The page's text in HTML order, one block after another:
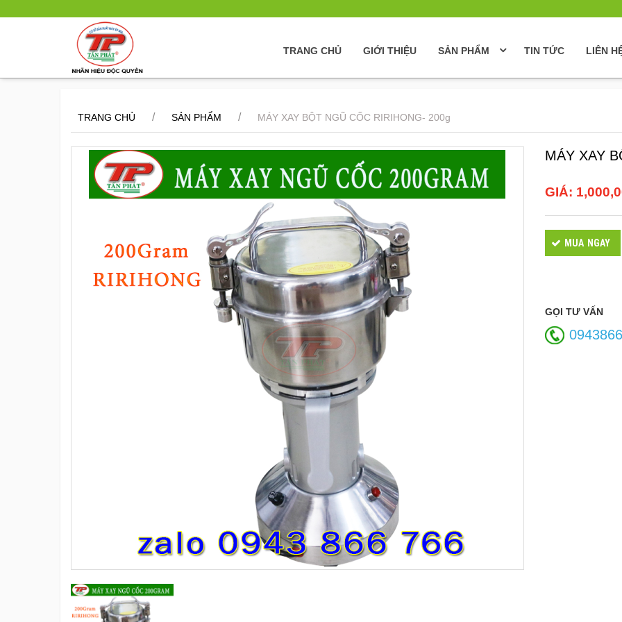
TRANG CHỦ GIỚI THIỆU SẢN PHẨM TIN TỨC LIÊN
TRANG CHỦ / SẢN PHẨM / MÁY XAY BỘT NGŨ CỐC RIRIHONG- 200g
MÁY XAY
GIÁ:
MUA NGAY
GỌI TƯ VẤN